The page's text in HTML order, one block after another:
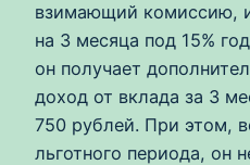
взимающий комиссию,
на 3 месяца под 15%
он получает
доход от вклада за 3
750 рублей. При этом,
льготного периода, он